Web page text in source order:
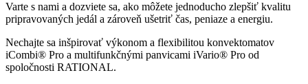
Varte s nami a dozviete sa, ako môžete jednoducho zlepšiť kvalitu
pripravovaných jedál a zároveň ušetriť čas, peniaze a energiu.
Nechajte sa inšpirovať výkonom a flexibilitou konvektomatov
iCombi® Pro a multifunkčnými panvicami iVario® Pro od
spoločnosti RATIONAL.